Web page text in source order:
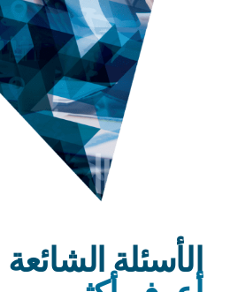
الأسئلة الشائعة